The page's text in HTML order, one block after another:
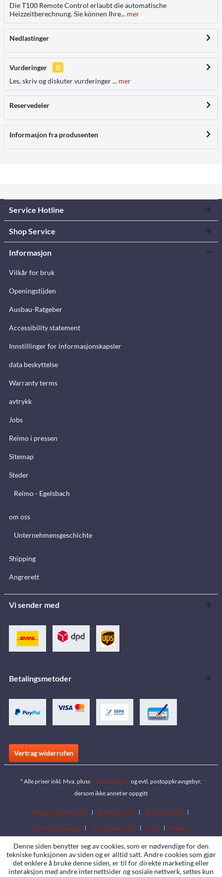
Die T100 Remote Control erlaubt die automatische
Heizzeitberechnung. Sie können Ihre... mer
Nedlastinger
Vurderinger
0
Les, skriv og diskuter vurderinger ... mer
Reservedeler
Informasjon fra produsenten
Service Hotline
Shop Service
Informasjon
Vilkår for bruk
Openingstijden
Ausbau-Ratgeber
Accessibility statement
Innstillinger for informasjonskapsler
data beskyttelse
Warranty terms
avtrykk
Jobs
Reimo i pressen
Sitemap
Steder
Reimo - Egelsbach
om oss
Unternehmensgeschichte
Shipping
Angrerett
Vi sender med
Betalingsmetoder
Vertrag widerrufen
* Alle priser inkl. Mva. plussfraktkostnaderog evtl. postoppkravsgebyr,
dersom ikke annet er oppgitt
Nedlastingsområde Butikk finner
Bli forhandler
Last ned katalog
Ta kontakt med Jobs Steder
Denne siden benytter seg av cookies, som er nødvendige for den
tekniske funksjonen av siden og er alltid satt. Andre cookies som gjør
det enklere å bruke denne siden, er til for direkte marketing eller
interaksjon med andre internettsider og sosiale nettverk, settes kun